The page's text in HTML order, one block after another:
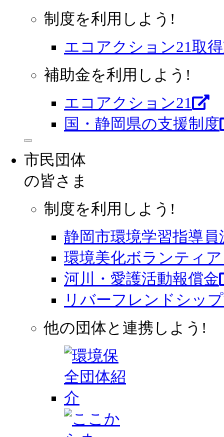
制度を利用しよう!
エコアクション21取
補助金を利用しよう!
エコアクション21
国・静岡県の支援制度
市民団体
の皆さま
制度を利用しよう!
静岡市環境学習指導員
環境美化ボランティ
河川・愛護活動報償金
リバーフレンドシッ
他の団体と連携しよう!